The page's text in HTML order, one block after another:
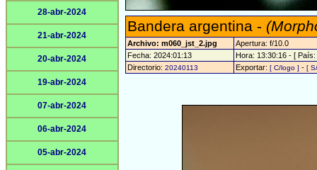
28-abr-2024
21-abr-2024
20-abr-2024
19-abr-2024
07-abr-2024
06-abr-2024
05-abr-2024
Bandera argentina -
Archivo: m060_jst_2.jpg
Apertura: f/10.0
Fecha: 2024:01:13
Hora: 13:30:16 - [ País:
Directorio: 20240113 Exportar: [ C/logo ] - [